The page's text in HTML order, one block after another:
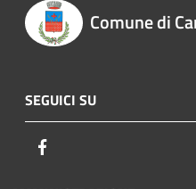
Comune di
SEGUICI SU